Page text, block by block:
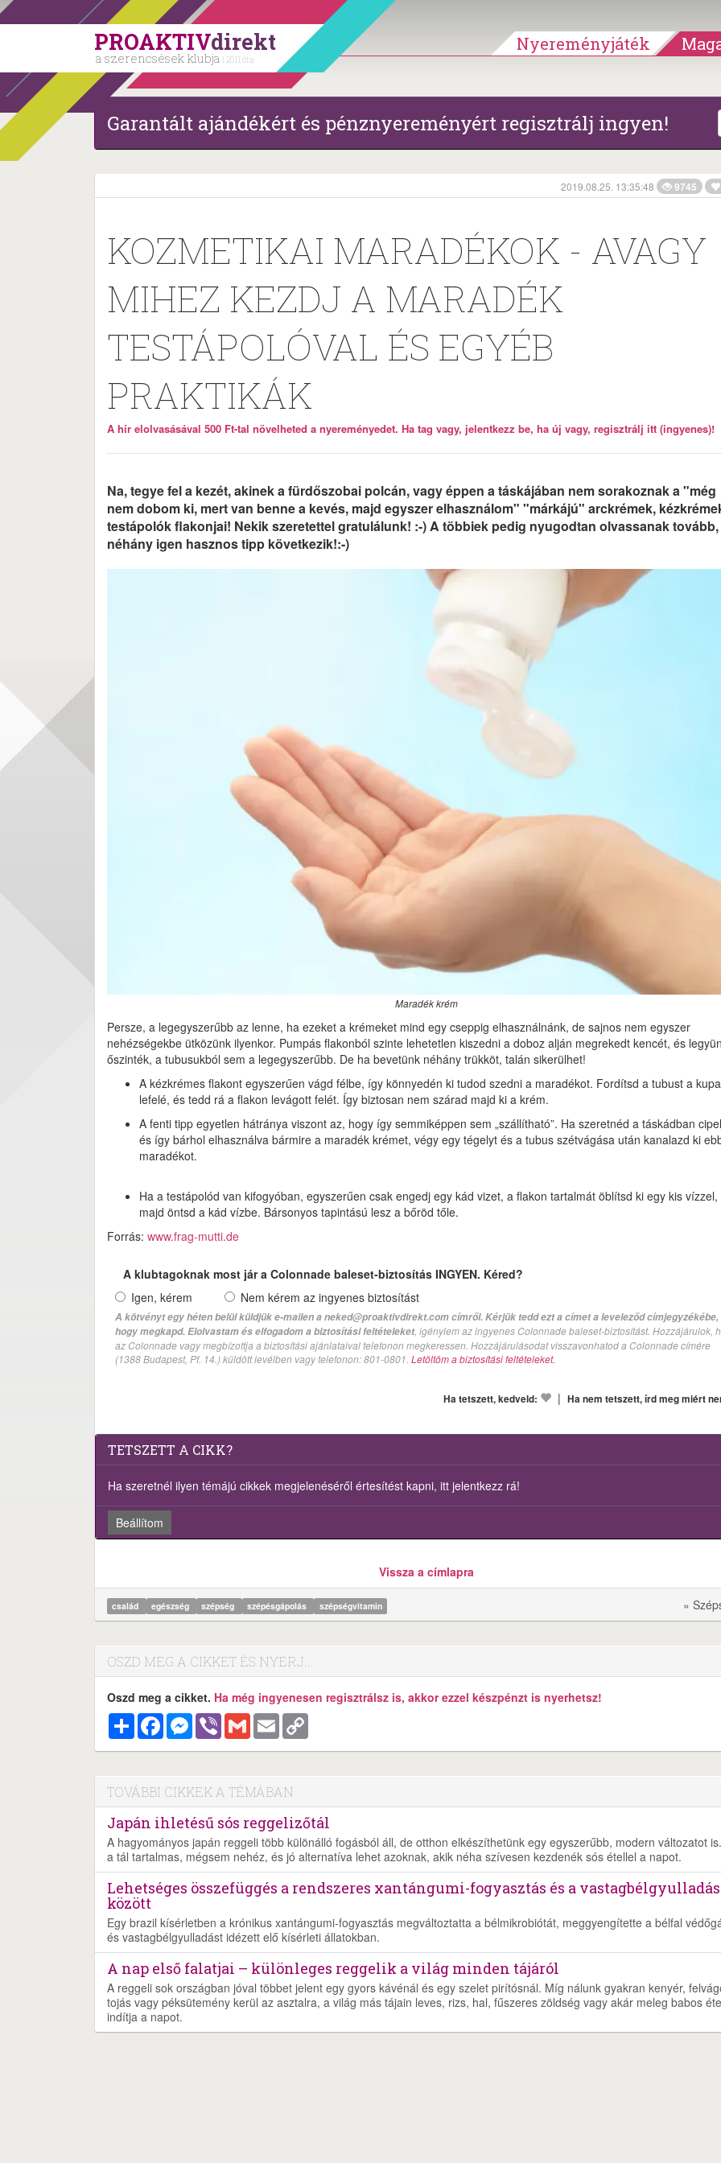
PROAKTIVdirekt
a szerencsések klubja | 2011 óta
Nyereményjáték
Garantált ajándékért és pénznyereményért regisztrálj ingyen!
2019.08.25. 13:35:48 9745
KOZMETIKAI MARADÉKOK - AVAGY
MIHEZ KEZDJ A MARADÉK
TESTÁPOLÓVAL ÉS EGYÉB
PRAKTIKÁK
A hír elolvasásával 500 Ft-tal növelheted a nyereményedet. Ha tag vagy, jelentkezz be, ha új vagy, regisztrálj itt (ingyenes)!
Na, tegye fel a kezét, akinek a fürdőszobai polcán, vagy éppen a táskájában nem sorakoznak a "még
nem dobom ki, mert van benne a kevés, majd egyszer elhasználom" "márkájú" arckrémek,
testápolók flakonjai! Nekik szeretettel gratulálunk! :-) A többiek pedig nyugodtan olvassanak tovább,
néhány igen hasznos tipp következik!:-)
Maradék krém
Persze, a legegyszerűbb az lenne, ha ezeket a krémeket mind egy cseppig elhasználnánk, de sajnos nem egyszer
nehézségekbe ütközünk ilyenkor. Pumpás flakonból szinte lehetetlen kiszedni a doboz alján megrekedt kencét, és
őszinték, a tubusukból sem a legegyszerűbb. De ha bevetünk néhány trükköt, talán sikerülhet!
A kézkrémes flakont egyszerűen vágd félbe, így könnyedén ki tudod szedni a maradékot. Fordítsd a tubust a
lefelé, és tedd rá a flakon levágott felét. Így biztosan nem szárad majd ki a krém.
A fenti tipp egyetlen hátránya viszont az, hogy így semmiképpen sem „szállítható”. Ha szeretnéd a táskádban
és így bárhol elhasználva bármire a maradék krémet, végy egy tégelyt és a tubus szétvágása után kanalazd ki
maradékot.
Ha a testápolód van kifogyóban, egyszerűen csak engedj egy kád vizet, a flakon tartalmát öblítsd ki egy kis vízzel,
majd öntsd a kád vízbe. Bársonyos tapintású lesz a bőröd tőle.
Forrás: www.frag-mutti.de
A klubtagoknak most jár a Colonnade baleset-biztosítás INGYEN. Kéred?
Igen, kérem
Nem kérem az ingyenes biztosítást
A kötvényt egy héten belül küldjük e-mailen a neked@proaktivdirekt.com címről. Kérjük tedd ezt a címet a leveleződ címjegyzékébe,
hogy megkapd. Elolvastam és elfogadom a biztosítási feltételeket, igénylem az ingyenes Colonnade baleset-biztosítást. Hozzájárulok,
az Colonnade vagy megbízottja a biztosítási ajánlataival telefonon megkeressen. Hozzájárulásodat visszavonhatod a Colonnade címére
(1388 Budapest, Pf. 14.) küldött levélben vagy telefonon: 801-0801. Letöltöm a biztosítási feltételeket.
Ha tetszett, kedveld: | Ha nem tetszett, írd meg miért
TETSZETT A CIKK?
Ha szeretnél ilyen témájú cikkek megjelenéséről értesítést kapni, itt jelentkezz rá!
Beállítom
Vissza a címlapra
család egészség szépség szépésgápolás szépségvitamin »
OSZD MEG A CIKKET ÉS NYERJ...
Oszd meg a cikket. Ha még ingyenesen regisztrálsz is, akkor ezzel készpénzt is nyerhetsz!
MegosztásFacebookMessenger
Viber Gmail Email
TOVÁBBI CIKKEK A TÉMÁBAN
Japán ihletésű sós reggelizőtál
A hagyományos japán reggeli több különálló fogásból áll, de otthon elkészíthetünk egy egyszerűbb, modern változatot
a tál tartalmas, mégsem nehéz, és jó alternatíva lehet azoknak, akik néha szívesen kezdenék sós étellel a napot.
Lehetséges összefüggés a rendszeres xantángumi-fogyasztás és a vastagbélgyulladás
között
Egy brazil kísérletben a krónikus xantángumi-fogyasztás megváltoztatta a bélmikrobiótát, meggyengítette a bélfal
és vastagbélgyulladást idézett elő kísérleti állatokban.
A nap első falatjai – különleges reggelik a világ minden tájáról
A reggeli sok országban jóval többet jelent egy gyors kávénál és egy szelet pirítósnál. Míg nálunk gyakran kenyér,
tojás vagy péksütemény kerül az asztalra, a világ más tájain leves, rizs, hal, fűszeres zöldség vagy akár meleg babos
indítja a napot.